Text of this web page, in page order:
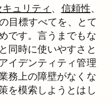
キュリティ 、 信頼性、
目標すべてを、とて
です。言うまでもな
同時に使いやすさと
イデンティティ管理
務上の障壁がなくな
を模索しようとはし